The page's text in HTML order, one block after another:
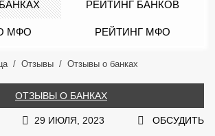
РЕЙТИНГ БАНКОВ
МФО РЕЙТИНГ МФО
Отзывы Отзывы о банках
ОТЗЫВЫ О БАНКАХ
29 ИЮЛЯ, 2023 ОБСУДИТЬ